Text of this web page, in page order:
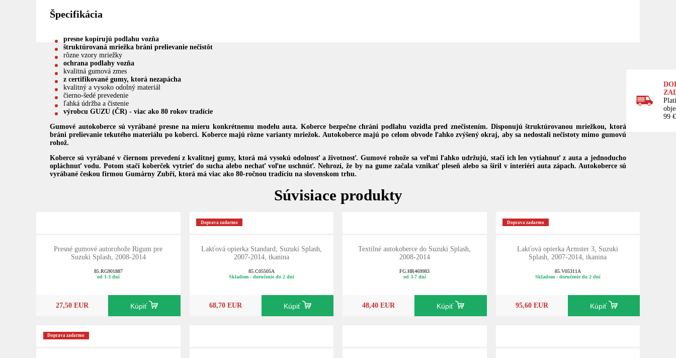
Špecifikácia
presne kopírujú podlahu vozňa
štruktúrovaná mriežka bráni prelievanie nečistôt
rôzne vzory mriežky
ochrana podlahy vozňa
kvalitná gumová zmes
z certifikované gumy, ktorá nezapácha
kvalitný a vysoko odolný materiál
čierno-šedé prevedenie
ľahká údržba a čistenie
výrobcu GUZU (ČR) - viac ako 80 rokov tradície
Gumové autokoberce sú vyrábané presne na mieru konkrétnemu modelu auta. Koberce bezpečne chráni podlahu vozidla pred znečistením. Disponujú štruktúrovanou mriežkou, ktorá
bráni prelievanie tekutého materiálu po koberci. Koberce majú rôzne varianty mriežok. Autokoberce majú po celom obvode ľahko zvýšený okraj, aby sa nedostali nečistoty mimo gumovú
rohož.
Koberce sú vyrábané v čiernom prevedení z kvalitnej gumy, ktorá má vysokú odolnosť a životnosť. Gumové rohože sa veľmi ľahko udržujú, stačí ich len vytiahnuť z auta a jednoducho
opláchnuť vodu. Potom stačí koberček vytrieť do sucha alebo nechať voľne uschnúť. Nehrozí, že by na gume začala vznikať pleseň alebo sa šíril v interiéri auta zápach. Autokoberce sú
vyrábané českou firmou Gumárny Zubří, ktorá má viac ako 80-ročnou tradíciu na slovenskom trhu.
99
Súvisiace produkty
Presné gumové autorohože Rigum pre
Suzuki Splash, 2008-2014
85.RG901887
od 1-3 dní
27,50 EUR Kúpiť
Doprava zadarmo
Lakťová opierka Standard, Suzuki Splash,
2007-2014, tkanina
85.C05505A
Skladom - doručenie do 2 dní
68,70 EUR Kúpiť
Textilné autokoberce do Suzuki Splash,
2008-2014
FG.HR469983
od 3-7 dní
48,40 EUR Kúpiť
Doprava zadarmo
Lakťová opierka Armster 3, Suzuki
Splash, 2007-2014, tkanina
85.V05311A
Skladom - doručenie do 2 dní
95,60 EUR Kúpiť
Doprava zadarmo